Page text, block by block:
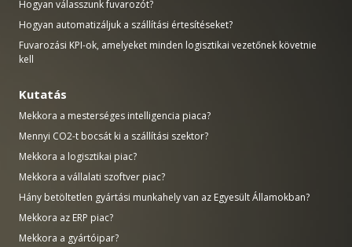
Hogyan válasszunk fuvarozót?
Hogyan automatizáljuk a szállítási értesítéseket?
Fuvarozási KPI-ok, amelyeket minden logisztikai vezetőnek követnie
kell
Kutatás
Mekkora a mesterséges intelligencia piaca?
Mennyi CO2-t bocsát ki a szállítási szektor?
Mekkora a logisztikai piac?
Mekkora a vállalati szoftver piac?
Hány betöltetlen gyártási munkahely van az Egyesült Államokban?
Mekkora az ERP piac?
Mekkora a gyártóipar?